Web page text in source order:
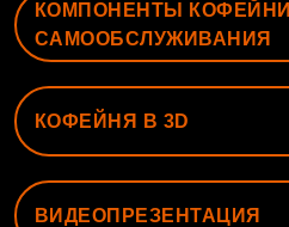
КОМПОНЕНТЫ КОФЕЙНИ
САМООБСЛУЖИВАНИЯ
КОФЕЙНЯ В 3D
ВИДЕОПРЕЗЕНТАЦИЯ